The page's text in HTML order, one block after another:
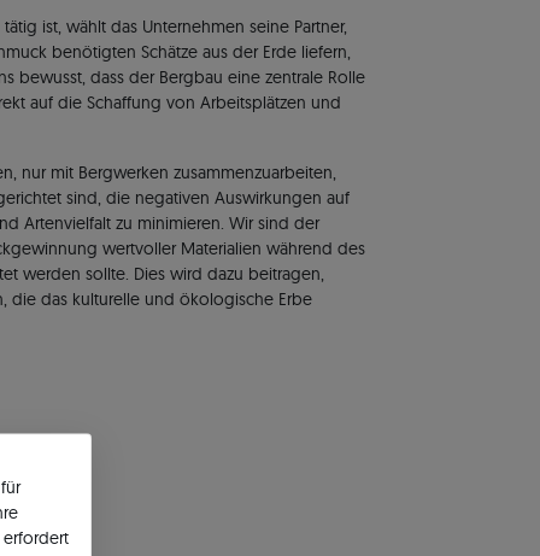
ist, wählt das Unternehmen seine Partner,
benötigten Schätze aus der Erde liefern,
bewusst, dass der Bergbau eine zentrale Rolle
auf die Schaffung von Arbeitsplätzen und
nur mit Bergwerken zusammenzuarbeiten,
sind, die negativen Auswirkungen auf
Artenvielfalt zu minimieren. Wir sind der
wertvoller Materialien während des
werden sollte. Dies wird dazu beitragen,
die das kulturelle und ökologische Erbe